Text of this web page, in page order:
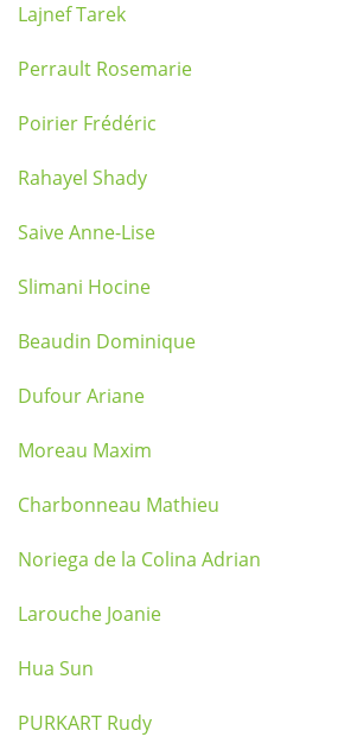
Lajnef Tarek
Perrault Rosemarie
Poirier Frédéric
Rahayel Shady
Saive Anne-Lise
Slimani Hocine
Beaudin Dominique
Dufour Ariane
Moreau Maxim
Charbonneau Mathieu
Noriega de la Colina Adrian
Larouche Joanie
Hua Sun
PURKART Rudy